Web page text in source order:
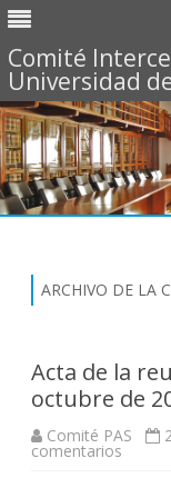
Comité
Universidad
ARCHIVO DE LA
Acta de la
octubre de
Comité PAS
comentarios